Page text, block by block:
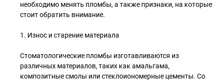
необходимо менять пломбы, а также признаки, на которые
стоит обратить внимание.
1. Износ и старение материала
Стоматологические пломбы изготавливаются из
различных материалов, таких как амальгама,
композитные смолы или стеклоиономерные цементы. Со